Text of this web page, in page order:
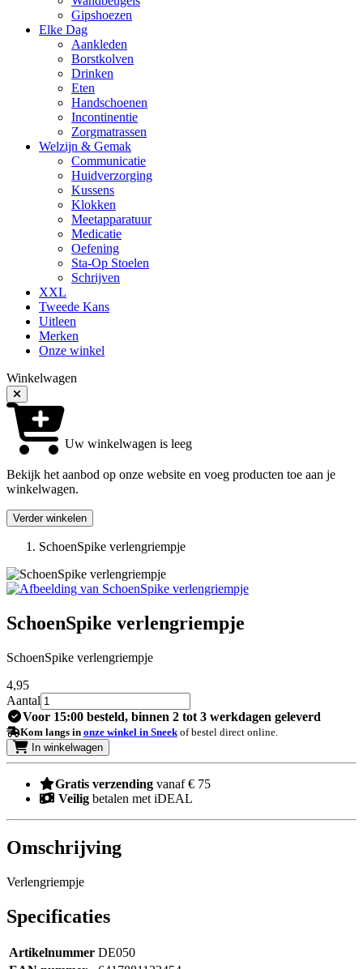
Gipshoezen
Elke Dag
Aankleden
Borstkolven
Drinken
Eten
Handschoenen
Incontinentie
Zorgmatrassen
Welzijn & Gemak
Communicatie
Huidverzorging
Kussens
Klokken
Meetapparatuur
Medicatie
Oefening
Sta-Op Stoelen
Schrijven
XXL
Tweede Kans
Uitleen
Merken
Onze winkel
Winkelwagen
Uw winkelwagen is leeg
Bekijk het aanbod op onze website en voeg producten toe aan je
winkelwagen.
Verder winkelen
SchoenSpike verlengriempje
SchoenSpike verlengriempje
SchoenSpike verlengriempje
4,95
Aantal
Voor 15:00 besteld, binnen 2 tot 3 werkdagen geleverd
Kom langs in onze winkel in Sneekof bestel direct online.
In winkelwagen
Gratis verzending vanaf € 75
Veilig betalen met iDEAL
Omschrijving
Verlengriempje
Specificaties
Artikelnummer DE050